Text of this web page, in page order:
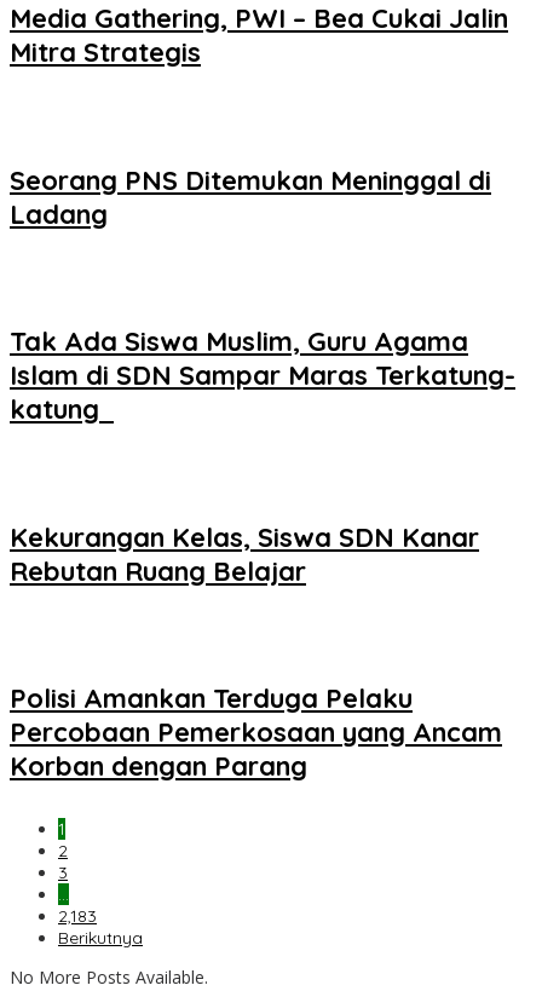
Media Gathering, PWI – Bea Cukai Jalin
Mitra Strategis
Seorang PNS Ditemukan Meninggal di
Ladang
Tak Ada Siswa Muslim, Guru Agama
Islam di SDN Sampar Maras Terkatung-
katung ‎
Kekurangan Kelas, Siswa SDN Kanar
Rebutan Ruang Belajar
Polisi Amankan Terduga Pelaku
Percobaan Pemerkosaan yang Ancam
Korban dengan Parang
1
2
3
…
2,183
Berikutnya
No More Posts Available.